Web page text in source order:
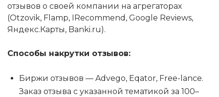
отзывов о своей компании на агрегаторах
(Otzovik, Flamp, IRecommend, Google Reviews,
Яндекс.Карты, Banki.ru).
Способы накрутки отзывов:
Биржи отзывов — Advego, Eqator, Free-lance.
Заказ отзыва с указанной тематикой за 100–